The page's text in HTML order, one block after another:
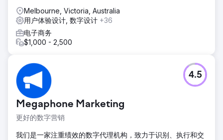
Melbourne, Victoria, Australia
用户体验设计, 数字设计 +36
电子商务
$1,000 - 2,500
Megaphone Marketing
更好的数字营销
4.5
我们是一家注重绩效的数字代理机构，致力于识别、执行和交